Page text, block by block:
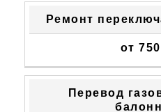
Ремонт
от
Перевод